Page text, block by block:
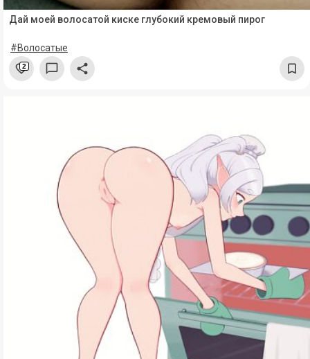
Дай моей волосатой киске глубокий кремовый пирог
#Волосатые
2